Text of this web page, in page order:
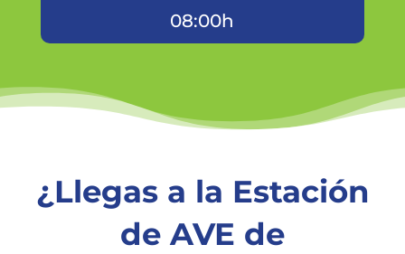
08:00h
¿Llegas a la Estación
de AVE de